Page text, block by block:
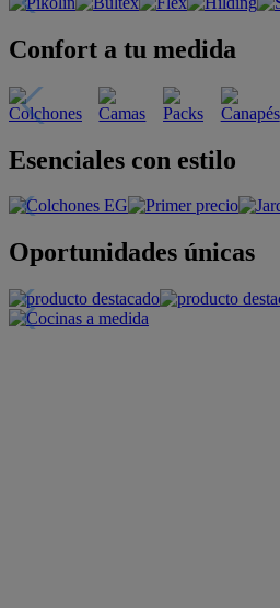
Confort a tu medida
Esenciales con estilo
Oportunidades únicas